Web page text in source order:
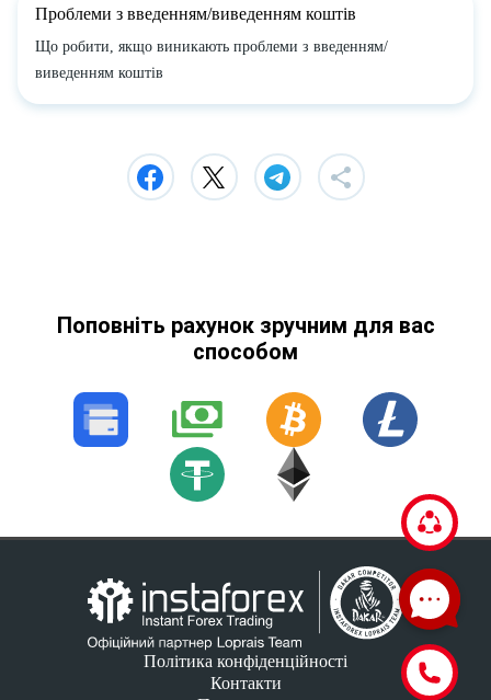
Проблеми з введенням/виведенням коштів
Що робити, якщо виникають проблеми з введенням/
виведенням коштів
Поповніть рахунок зручним для вас
способом
Політика конфіденційності
Контакти